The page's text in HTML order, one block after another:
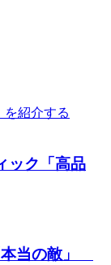
ック「高品
本当の敵」